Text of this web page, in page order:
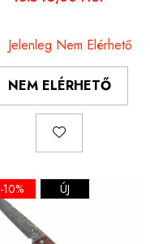
Jelenleg Nem Elérhető
NEM ELÉRHETŐ
-10% ÚJ